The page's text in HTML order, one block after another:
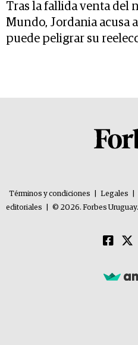
Tras la fallida venta del
Mundo, Jordania acusa
puede peligrar su
Términos y condiciones Legales
editoriales
© 2026. Forbes